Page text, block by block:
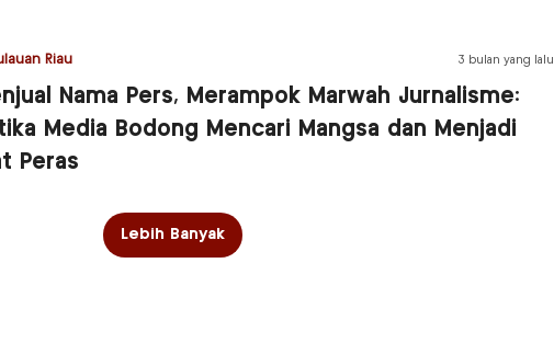
Riau 3 bulan yang lalu
Nama Pers, Merampok Marwah Jurnalisme:
Media Bodong Mencari Mangsa dan Menjadi
Peras
Lebih Banyak